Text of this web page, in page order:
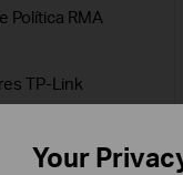
Política RMA
TP-Link
Códigos GPL
Your